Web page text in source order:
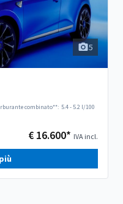
5
combinato**: 5.4 - 5.2 l/100
€ 16.600* IVA incl.